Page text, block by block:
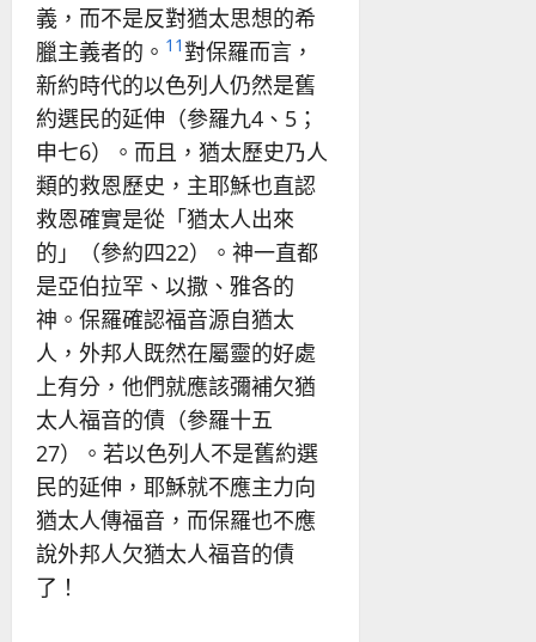
義，而不是反對猶太思想的希
臘主義者的。 11對保羅而言，
新約時代的以色列人仍然是舊
約選民的延伸（參羅九4、5；
申七6）。而且，猶太歷史乃人
類的救恩歷史，主耶穌也直認
救恩確實是從「猶太人出來
的」（參約四22）。神一直都
是亞伯拉罕、以撒、雅各的
神。保羅確認福音源自猶太
人，外邦人既然在屬靈的好處
上有分，他們就應該彌補欠猶
太人福音的債（參羅十五
27）。若以色列人不是舊約選
民的延伸，耶穌就不應主力向
猶太人傳福音，而保羅也不應
說外邦人欠猶太人福音的債
了！